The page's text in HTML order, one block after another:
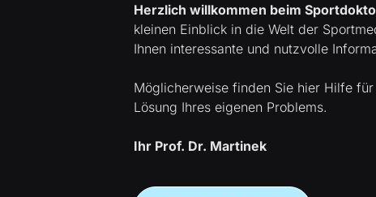
Herzlich willkommen beim
kleinen Einblick in die Welt der
Ihnen interessante und nutzvolle
Möglicherweise finden Sie hier Hilfe
Lösung Ihres eigenen Problems.
Ihr Prof. Dr. Martinek